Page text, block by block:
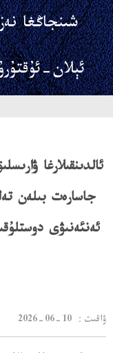
شىنجاڭغا
ئېلان-
ئالدىنقىلارغا
جاسارەت بىلەن
ئەنئەنىۋى
2026-06-10 ：ۋاقىت